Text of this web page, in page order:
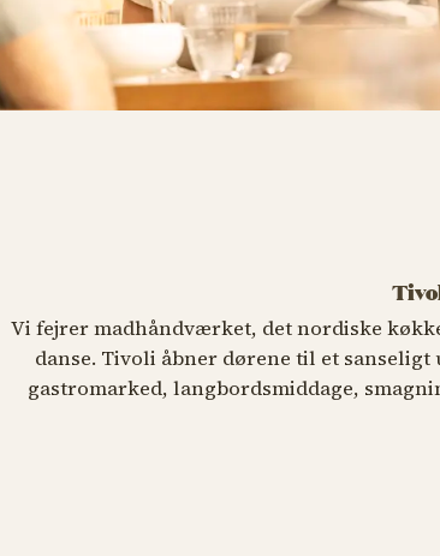
Vi fejrer madhåndværket, det nordiske
danse. Tivoli åbner dørene til et
gastromarked, langbordsmiddage,